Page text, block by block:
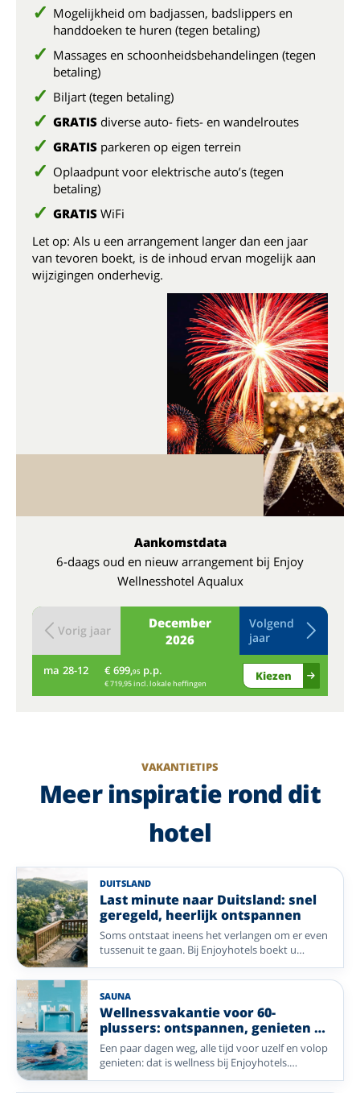
Mogelijkheid om badjassen, badslippers en
handdoeken te huren (tegen betaling)
Massages en schoonheidsbehandelingen (tegen
betaling)
Biljart (tegen betaling)
GRATIS diverse auto- fiets- en wandelroutes
GRATIS parkeren op eigen terrein
Oplaadpunt voor elektrische auto’s (tegen
betaling)
GRATIS WiFi
Let op: Als u een arrangement langer dan een jaar
van tevoren boekt, is de inhoud ervan mogelijk aan
wijzigingen onderhevig.
Aankomstdata
6-daags oud en nieuw arrangement bij Enjoy
Wellnesshotel Aqualux
December
2026
Vorig jaar
Volgend
jaar
ma 28-12 € 699,95 p.p.
€ 719,95 incl. lokale heffingen
Kiezen
VAKANTIETIPS
Meer inspiratie rond dit
hotel
DUITSLAND
Last minute naar Duitsland: snel
geregeld, heerlijk ontspannen
Soms ontstaat ineens het verlangen om er even
tussenuit te gaan. Bij Enjoyhotels boekt u
eenvoudig een ontspannen vakantie naar
Duitsland, met een comfortabel verblijf, gezellige
sfeer en veel geregeld. Ontdek sfeervolle
bestemmingen en geniet binnenkort al van een
heerlijke vakantie.
SAUNA
Wellnessvakantie voor 60-
plussers: ontspannen, genieten en
opladen
Een paar dagen weg, alle tijd voor uzelf en volop
genieten: dat is wellness bij Enjoyhotels.
Ontspan in de sauna of het zwembad, geniet